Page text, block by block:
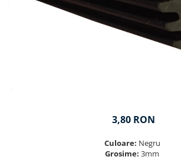
3,80 RON
Culoare: Negru
Grosime: 3mm